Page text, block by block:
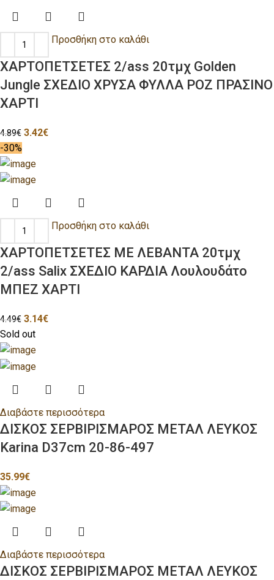
Προσθήκη στο καλάθι
ΧΑΡΤΟΠΕΤΣΕΤΕΣ 2/ass 20τμχ Golden
Jungle ΣΧΕΔΙΟ ΧΡΥΣΑ ΦΥΛΛΑ ΡΟΖ ΠΡΑΣΙΝΟ
ΧΑΡΤΙ
4.89€ 3.42€
-30%
Προσθήκη στο καλάθι
ΧΑΡΤΟΠΕΤΣΕΤΕΣ ΜΕ ΛΕΒΑΝΤΑ 20τμχ
2/ass Salix ΣΧΕΔΙΟ ΚΑΡΔΙΑ Λουλουδάτο
ΜΠΕΖ ΧΑΡΤΙ
4.49€ 3.14€
Sold out
Διαβάστε περισσότερα
ΔΙΣΚΟΣ ΣΕΡΒΙΡΙΣΜΑΡΟΣ ΜΕΤΑΛ ΛΕΥΚΟΣ
Karina D37cm 20-86-497
35.99€
Διαβάστε περισσότερα
ΔΙΣΚΟΣ ΣΕΡΒΙΡΙΣΜΑΡΟΣ ΜΕΤΑΛ ΛΕΥΚΟΣ